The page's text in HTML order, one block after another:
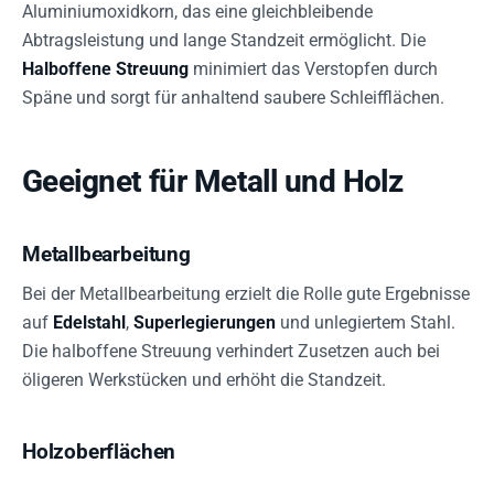
Aluminiumoxidkorn, das eine gleichbleibende
Abtragsleistung und lange Standzeit ermöglicht. Die
Halboffene Streuung minimiert das Verstopfen durch
Späne und sorgt für anhaltend saubere Schleifflächen.
Geeignet für Metall und Holz
Metallbearbeitung
Bei der Metallbearbeitung erzielt die Rolle gute Ergebnisse
auf Edelstahl, Superlegierungen und unlegiertem Stahl.
Die halboffene Streuung verhindert Zusetzen auch bei
öligeren Werkstücken und erhöht die Standzeit.
Holzoberflächen